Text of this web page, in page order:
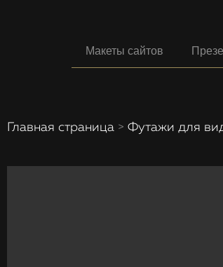
Макеты сайтов
Главная страница > Футажи для